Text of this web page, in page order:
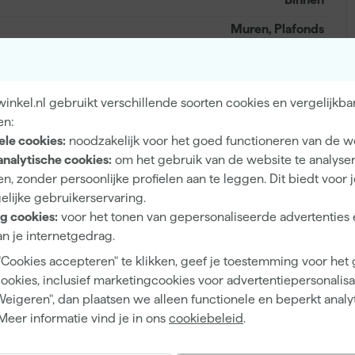
gebruikt verschillende soorten cookies en
cookies: noodzakelijk voor het goed functioneren van de
cookies: om het gebruik van de website te
zonder persoonlijke profielen aan te leggen. Dit biedt voor
gebruikerservaring.
cookies: voor het tonen van gepersonaliseerde advertenties
je internetgedrag.
accepteren" te klikken, geef je toestemming voor het
inclusief marketingcookies voor
dan plaatsen we alleen functionele en beperkt
informatie vind je in ons cookiebeleid.
Muren, Plafonds
Dekkend
4 h
2 h
14 d
Waterbasis (acryl)
Airless spuitapparatuur, Kwast, Roller, Verfspuit